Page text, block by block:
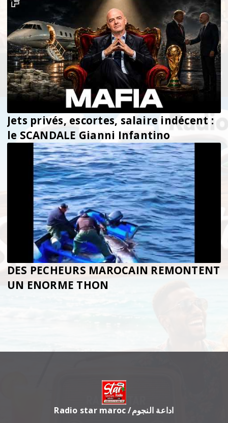
Jets privés, escortes, salaire indécent :
le SCANDALE Gianni Infantino
DES PECHEURS MAROCAIN REMONTENT
UN ENORME THON
Radio star maroc /اداعة النجوم